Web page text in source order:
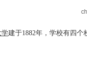
学建于1882年，学校有四